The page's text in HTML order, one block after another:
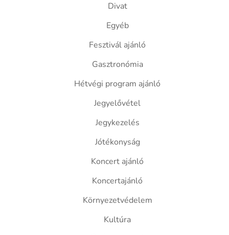
Divat
Egyéb
Fesztivál ajánló
Gasztronómia
Hétvégi program ajánló
Jegyelővétel
Jegykezelés
Jótékonyság
Koncert ajánló
Koncertajánló
Környezetvédelem
Kultúra